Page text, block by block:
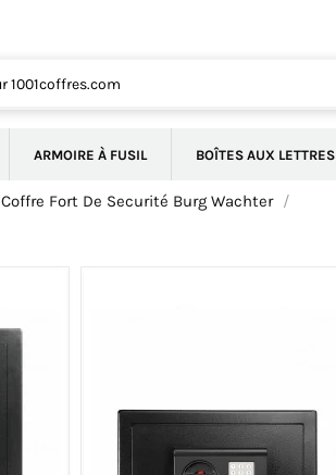
ARMOIRE À FUSIL BOÎTES AUX LETTRES
Coffre Fort De Securité Burg Wachter